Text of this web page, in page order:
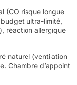
(CO risque longue
ultra-limité,
réaction allergique
naturel (ventilation
Chambre d’appoint